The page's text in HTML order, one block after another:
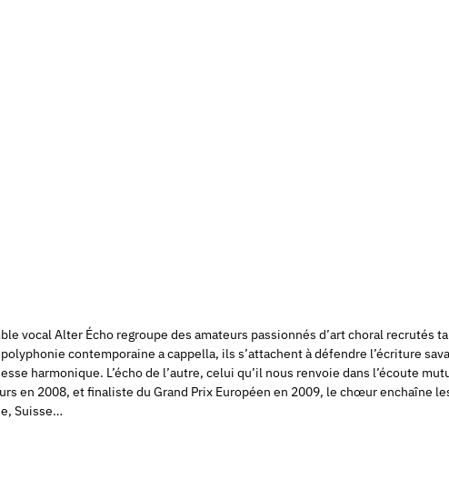
vocal Alter Écho regroupe des amateurs passionnés d’art choral
contemporaine a cappella, ils s’attachent à défendre l’écriture
harmonique. L’écho de l’autre, celui qu’il nous renvoie dans l’écoute
en 2008, et finaliste du Grand Prix Européen en 2009, le chœur enchaîne
Suisse…